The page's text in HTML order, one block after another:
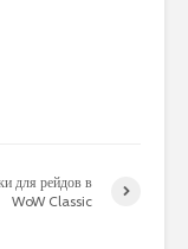
для рейдов в
WoW Classic